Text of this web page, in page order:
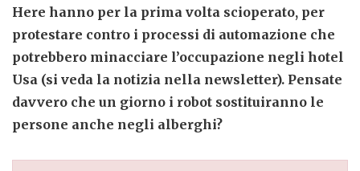
Here hanno per la prima volta scioperato, per
protestare contro i processi di automazione che
potrebbero minacciare l’occupazione negli hotel
Usa (si veda la notizia nella newsletter). Pensate
davvero che un giorno i robot sostituiranno le
persone anche negli alberghi?